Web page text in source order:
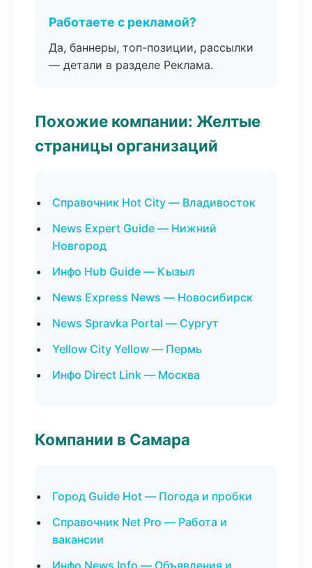
Работаете с рекламой?
Да, баннеры, топ-позиции, рассылки
— детали в разделе Реклама.
Похожие компании: Желтые
страницы организаций
Справочник Hot City — Владивосток
News Expert Guide — Нижний
Новгород
Инфо Hub Guide — Кызыл
News Express News — Новосибирск
News Spravka Portal — Сургут
Yellow City Yellow — Пермь
Инфо Direct Link — Москва
Компании в Самара
Город Guide Hot — Погода и пробки
Справочник Net Pro — Работа и
вакансии
Инфо News Info — Объявления и